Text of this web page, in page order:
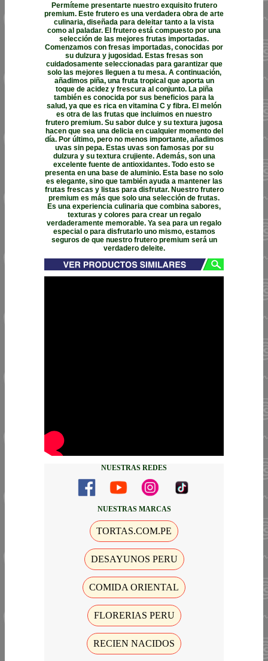
Permíteme presentarte nuestro exquisito frutero
premium. Este frutero es una verdadera obra de arte
culinaria, diseñada para deleitar tanto a la vista
como al paladar. El frutero está compuesto por una
selección de las mejores frutas importadas.
Comenzamos con fresas importadas, conocidas por
su dulzura y jugosidad. Estas fresas son
cuidadosamente seleccionadas para garantizar que
solo las mejores lleguen a tu mesa. A continuación,
añadimos piña, una fruta tropical que aporta un
toque de acidez y frescura al conjunto. La piña
también es conocida por sus beneficios para la
salud, ya que es rica en vitamina C y fibra. El melón
es otra de las frutas que incluimos en nuestro
frutero premium. Su sabor dulce y su textura jugosa
hacen que sea una delicia en cualquier momento del
día. Por último, pero no menos importante, añadimos
uvas sin pepa. Estas uvas son famosas por su
dulzura y su textura crujiente. Además, son una
excelente fuente de antioxidantes. Todo esto se
presenta en una base de aluminio. Esta base no solo
es elegante, sino que también ayuda a mantener las
frutas frescas y listas para disfrutar. Nuestro frutero
premium es más que solo una selección de frutas.
Es una experiencia culinaria que combina sabores,
texturas y colores para crear un regalo
verdaderamente memorable. Ya sea para un regalo
especial o para disfrutarlo uno mismo, estamos
seguros de que nuestro frutero premium será un
verdadero deleite.
NUESTRAS REDES
NUESTRAS MARCAS
TORTAS.COM.PE
DESAYUNOS PERU
COMIDA ORIENTAL
FLORERIAS PERU
RECIEN NACIDOS